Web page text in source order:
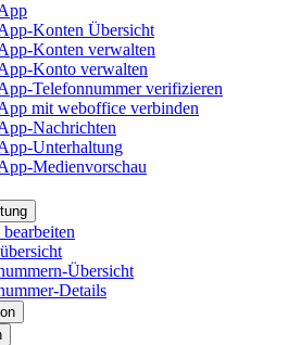
Konten Übersicht
Konten verwalten
Konto verwalten
Telefonnummer verifizieren
mit weboffice verbinden
Nachrichten
Unterhaltung
Medienvorschau
Übersicht
Details